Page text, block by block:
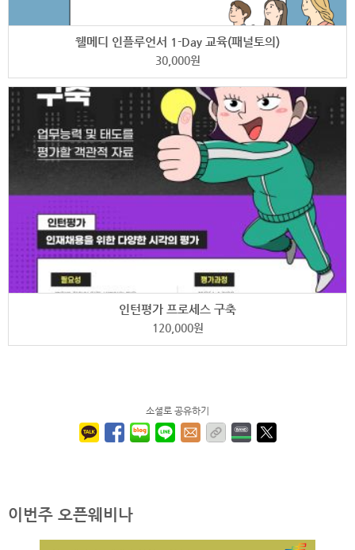
웰메디 인플루언서 1-Day 교육(패널토의)
30,000원
인턴평가 프로세스 구축
120,000원
소셜로 공유하기
이번주 오픈웨비나